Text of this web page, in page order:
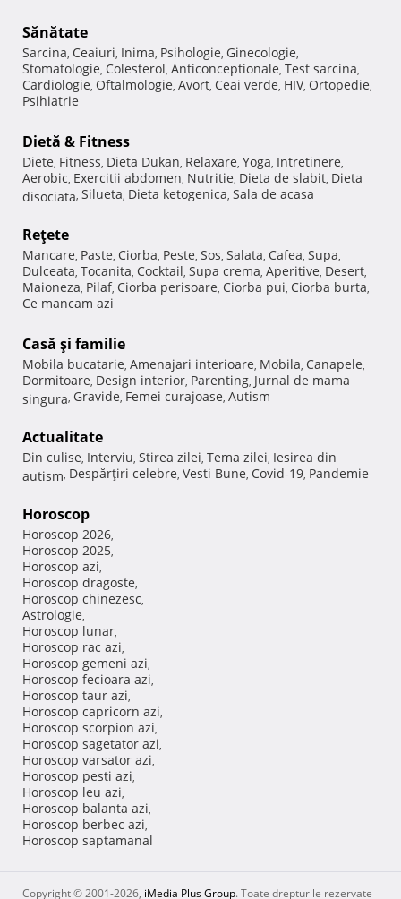
Sănătate
Sarcina, Ceaiuri, Inima, Psihologie, Ginecologie,
Stomatologie, Colesterol, Anticonceptionale, Test sarcina,
Cardiologie, Oftalmologie, Avort, Ceai verde, HIV, Ortopedie,
Psihiatrie
Dietă & Fitness
Diete, Fitness, Dieta Dukan, Relaxare, Yoga, Intretinere,
Aerobic, Exercitii abdomen, Nutritie, Dieta de slabit, Dieta
disociata, Silueta, Dieta ketogenica, Sala de acasa
Reţete
Mancare, Paste, Ciorba, Peste, Sos, Salata, Cafea, Supa,
Dulceata, Tocanita, Cocktail, Supa crema, Aperitive, Desert,
Maioneza, Pilaf, Ciorba perisoare, Ciorba pui, Ciorba burta,
Ce mancam azi
Casă şi familie
Mobila bucatarie, Amenajari interioare, Mobila, Canapele,
Dormitoare, Design interior, Parenting, Jurnal de mama
singura, Gravide, Femei curajoase, Autism
Actualitate
Din culise, Interviu, Stirea zilei, Tema zilei, Iesirea din
autism, Despărţiri celebre, Vesti Bune, Covid-19, Pandemie
Horoscop
Horoscop 2026,
Horoscop 2025,
Horoscop azi,
Horoscop dragoste,
Horoscop chinezesc,
Astrologie,
Horoscop lunar,
Horoscop rac azi,
Horoscop gemeni azi,
Horoscop fecioara azi,
Horoscop taur azi,
Horoscop capricorn azi,
Horoscop scorpion azi,
Horoscop sagetator azi,
Horoscop varsator azi,
Horoscop pesti azi,
Horoscop leu azi,
Horoscop balanta azi,
Horoscop berbec azi,
Horoscop saptamanal
Copyright © 2001-2026, iMedia Plus Group. Toate drepturile rezervate